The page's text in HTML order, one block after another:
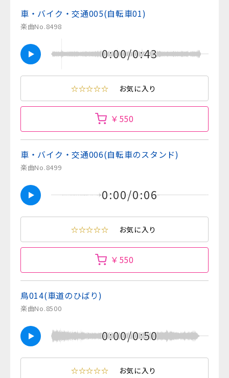
車・バイク・交通005(自転車01)
楽曲No.8498
0:00/0:43
☆☆☆☆☆ お気に入り
￥550
車・バイク・交通006(自転車のスタンド)
楽曲No.8499
0:00/0:06
☆☆☆☆☆ お気に入り
￥550
鳥014(車道のひばり)
楽曲No.8500
0:00/0:50
☆☆☆☆☆ お気に入り